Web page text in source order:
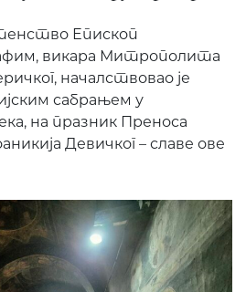
Епископ
викара Митрополита
началствовао је
сабрањем у
на празник Преноса
Девичког – славе ове